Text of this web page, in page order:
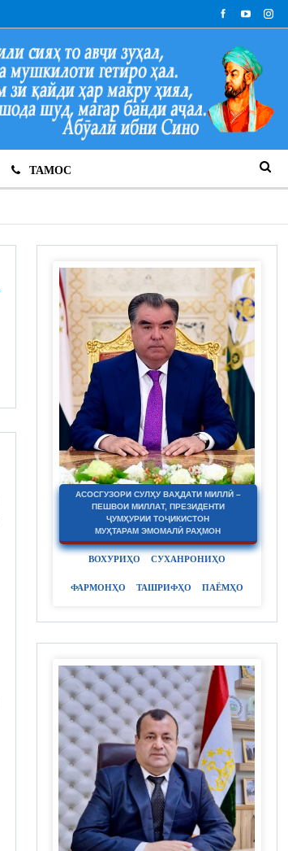
ТАМОС
АСОСГУЗОРИ СУЛҲУ ВАҲДАТИ МИЛЛӢ –
ПЕШВОИ МИЛЛАТ, ПРЕЗИДЕНТИ
ҶУМҲУРИИ ТОҶИКИСТОН
МУҲТАРАМ ЭМОМАЛӢ РАҲМОН
ВОХУРИҲО СУХАНРОНИҲО
ФАРМОНҲО ТАШРИФҲО ПАЁМҲО